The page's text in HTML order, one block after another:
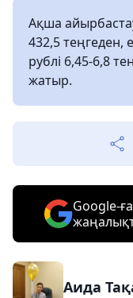
Ақша
432,5 теңгеден,
рублі 6,45-6,8
жатыр.
Google-
Аида